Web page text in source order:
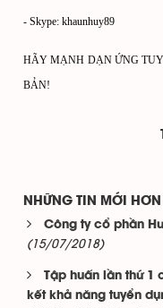
- Skype: khaunhuy89
HÃY MẠNH DẠN ỨNG
BẢN!
NHỮNG TIN MỚI HƠN
Công ty cổ phần
(15/07/2018)
Tập huấn lần thứ 1
kết khả năng tuyển